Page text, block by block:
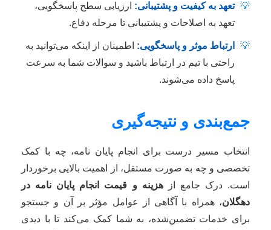
💡 تعهد به کیفیت و پشتیبانی: ارزیابی سطح پاسخگویی،
تعهد به اصلاحات و پشتیبانی تا مرحله دفاع.
💡 ارتباط موثر و پاسخگویی: اطمینان از اینکه می‌توانید به
راحتی با تیم در ارتباط باشید و سوالات شما به سرعت
پاسخ داده می‌شوند.
جمع‌بندی و نتیجه‌گیری
انتخاب مسیر درست برای انجام پایان نامه، چه با کمک
تخصصی و چه به صورت مستقل، از اهمیت بالایی برخوردار
است. درک جامع ازهزینه و قیمت انجام پایان نامه در
دهگلان، همراه با آگاهی از عوامل مؤثر بر آن و جستجو
برای خدمات تضمین‌شده، به شما کمک می‌کند تا با دیدی